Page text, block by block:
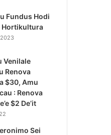
Fundus Hodi
Hortikultura
Venilale
Renova
$30, Amu
: Renova
$2 De’it
Sei